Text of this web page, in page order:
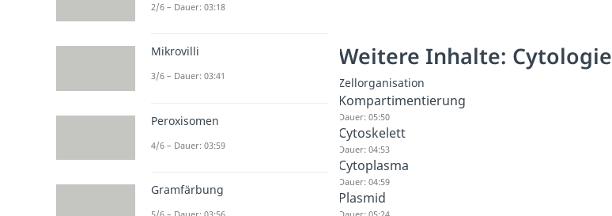
Weitere Inhalte: Cytologie
Zellorganisation
Kompartimentierung
Dauer: 05:50
Cytoskelett
Dauer: 04:53
Cytoplasma
Dauer: 04:59
Plasmid
Dauer: 05:24
2/6 – Dauer: 03:18
Mikrovilli
3/6 – Dauer: 03:41
Peroxisomen
4/6 – Dauer: 03:59
Gramfärbung